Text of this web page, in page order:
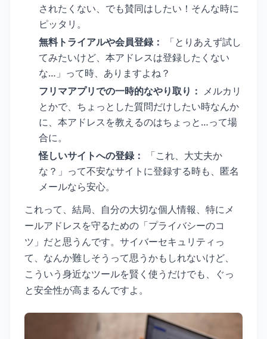
されたくない、でも賛同はしたい！そんな時に
ピッタリ。
無料トライアルや会員登録：
「とりあえず試し
てみたいけど、本アドレスは登録したくない
な…」って時、ありますよね？
フリマアプリでの一時的なやり取り： メルカリ
とかで、ちょっとした質問だけしたい時なんか
に、本アドレスを教えるのはちょっと…って場
合に。
怪しいサイトへの登録：
「これ、大丈夫か
な？」って不安なサイトに登録する時も、匿名
メールなら安心。
これって、結局、自分の大切な個人情報、特にメ
ールアドレスを守るための「プライバシーのコ
ツ」だと思うんです。サイバーセキュリティっ
て、なんか難しそうって思うかもしれないけど、
こういう身近なツールを賢く使うだけでも、ぐっ
と安全性が高まるんですよ。